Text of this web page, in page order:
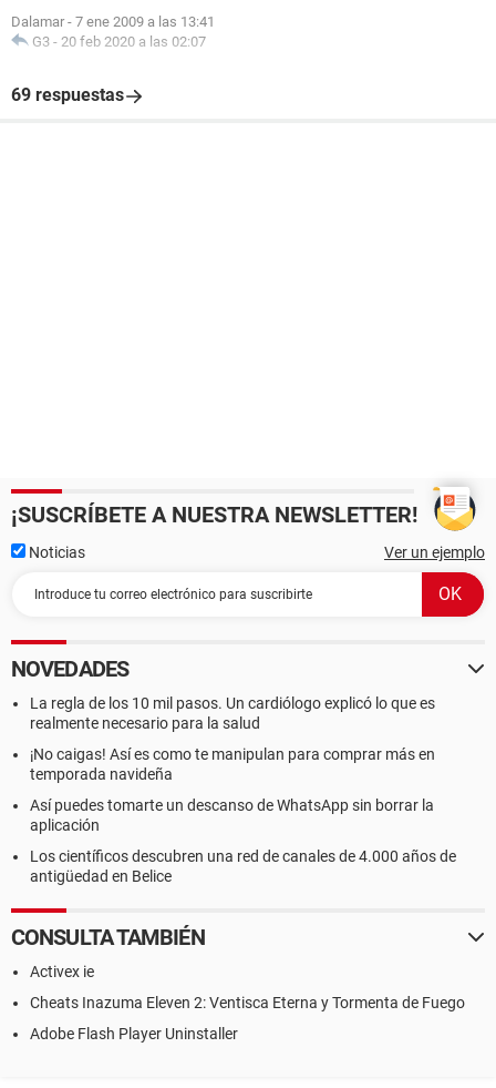
Dalamar - 7 ene 2009 a las 13:41
G3 - 20 feb 2020 a las 02:07
69 respuestas
¡SUSCRÍBETE A NUESTRA NEWSLETTER!
Noticias Ver un ejemplo
NOVEDADES
La regla de los 10 mil pasos. Un cardiólogo explicó lo que es
realmente necesario para la salud
¡No caigas! Así es como te manipulan para comprar más en
temporada navideña
Así puedes tomarte un descanso de WhatsApp sin borrar la
aplicación
Los científicos descubren una red de canales de 4.000 años de
antigüedad en Belice
CONSULTA TAMBIÉN
Activex ie
Cheats Inazuma Eleven 2: Ventisca Eterna y Tormenta de Fuego
Adobe Flash Player Uninstaller